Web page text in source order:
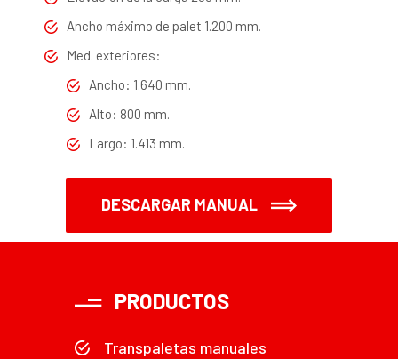
Ancho máximo de palet 1.200 mm.
Med. exteriores:
Ancho: 1.640 mm.
Alto: 800 mm.
Largo: 1.413 mm.
DESCARGAR MANUAL
PRODUCTOS
Transpaletas manuales